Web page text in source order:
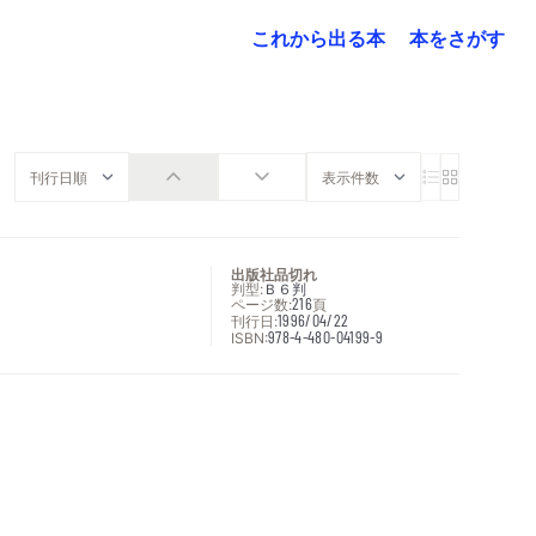
これから出る本
本をさがす
出版社品切れ
判型:Ｂ６判
ページ数:216頁
刊行日:1996/04/22
ISBN:978-4-480-04199-9